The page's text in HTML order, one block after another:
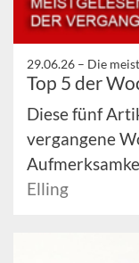
29.06.26 – Die
Top 5 der
Diese fünf
vergangene
Elling